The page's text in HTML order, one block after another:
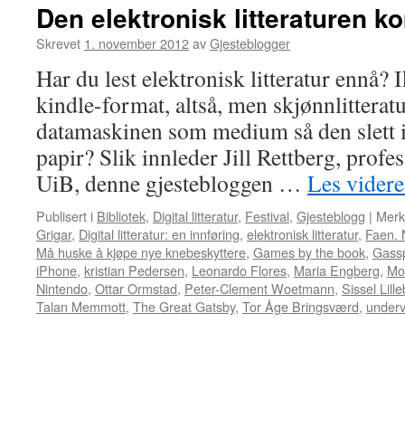
Den elektronisk litteraturen
Skrevet 1. november 2012avGjesteblogger
Har du lest elektronisk litteratur ennå?
kindle-format, altså, men
datamaskinen som medium så den
papir? Slik innleder Jill Rettberg,
UiB, denne gjestebloggen … Les
Publisert i Bibliotek, Digital litteratur, Festival, Gjesteblogg |
Grigar, Digital litteratur: en innføring, elektronisk litteratur, Faen.
Må huske å kjøpe nye knebeskyttere, Games by the book,
iPhone, kristian Pedersen, Leonardo Flores, Maria Engberg,
Nintendo, Ottar Ormstad, Peter-Clement Woetmann, Sissel
Talan Memmott, The Great Gatsby, Tor Åge Bringsværd,